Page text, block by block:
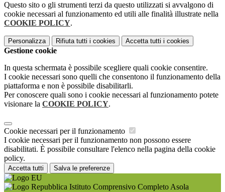
Questo sito o gli strumenti terzi da questo utilizzati si avvalgono di
cookie necessari al funzionamento ed utili alle finalità illustrate nella
COOKIE POLICY.
Personalizza Rifiuta tutti i cookies Accetta tutti i cookies
Gestione cookie
In questa schermata è possibile scegliere quali cookie consentire.
I cookie necessari sono quelli che consentono il funzionamento della
piattaforma e non è possibile disabilitarli.
Per conoscere quali sono i cookie necessari al funzionamento potete
visionare la COOKIE POLICY.
Cookie necessari per il funzionamento
I cookie necessari per il funzionamento non possono essere
disabilitati. È possibile consultare l'elenco nella pagina della cookie
policy.
Accetta tutti Salva le preferenze
Istituto Comprensivo Completo Asola